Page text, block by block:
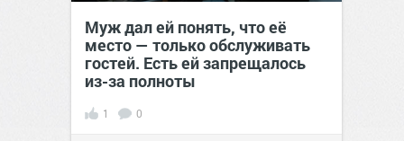
Муж дал ей понять, что её
место — только обслуживать
гостей. Есть ей запрещалось
из-за полноты
1 0